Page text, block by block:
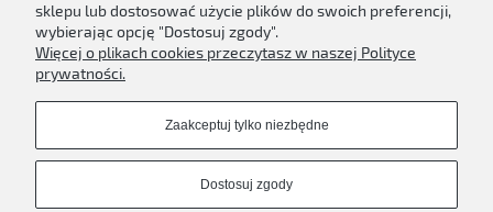
Newsletter
Podaj swój adres e-mail, jeżeli chcesz otrzymywać
informacje o nowościach i promocjach.
sklepu lub dostosować użycie plików do swoich preferencji,
wybierając opcję "Dostosuj zgody".
Więcej o plikach cookies przeczytasz w naszej Polityce
prywatności.
Zaakceptuj tylko niezbędne
Dostosuj zgody